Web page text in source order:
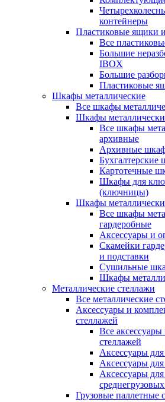
контейнеры
Пластиковые ящики
Все
Большие
IBOX
Большие
Пластиковые
Шкафы металлические
Все шкафы
Шкафы
Все шкафы
архивные
Архивные
Бухгалтерские
Картотечные
Шкафы для
(ключницы)
Шкафы
Все шкафы
гардеробные
Аксессуары и
Скамейки
и подставки
Сушильные
Шкафы
Металлические стеллажи
Все металлические
Аксессуары и
стеллажей
Все
стеллажей
Аксессуары
Аксессуары
Аксессуары
Грузовые паллетные